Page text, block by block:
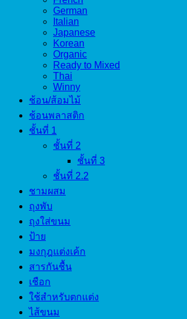
German
Italian
Japanese
Korean
Organic
Ready to Mixed
Thai
Winny
ช้อน/ส้อมไม้
ช้อนพลาสติก
ชั้นที่ 1
ชั้นที่ 2
ชั้นที่ 3
ชั้นที่ 2.2
ชามผสม
ถุงพับ
ถุงใส่ขนม
ป้าย
มงกุฎแต่งเค้ก
สารกันชื้น
เชือก
ใช้สำหรับตกแต่ง
ไส้ขนม